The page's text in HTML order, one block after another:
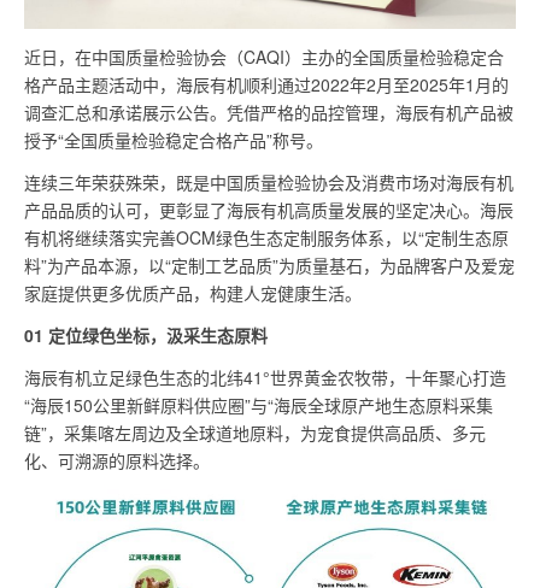
定
合
格
产
品”
称
号
近日，在中国质量检验协会（CAQI）主办的全国质量检验稳定合
格产品主题活动中，海辰有机顺利通过2022年2月至2025年1月的
调查汇总和承诺展示公告。凭借严格的品控管理，海辰有机产品被
授予“全国质量检验稳定合格产品”称号。
连续三年荣获殊荣，既是中国质量检验协会及消费市场对海辰有机
产品品质的认可，更彰显了海辰有机高质量发展的坚定决心。海辰
有机将继续落实完善OCM绿色生态定制服务体系，以“定制生态原
料”为产品本源，以“定制工艺品质”为质量基石，为品牌客户及爱宠
家庭提供更多优质产品，构建人宠健康生活。
01 定位绿色坐标，汲采生态原料
海辰有机立足绿色生态的北纬41°世界黄金农牧带，十年聚心打造
“海辰150公里新鲜原料供应圈”与“海辰全球原产地生态原料采集
链”，采集喀左周边及全球道地原料，为宠食提供高品质、多元
化、可溯源的原料选择。